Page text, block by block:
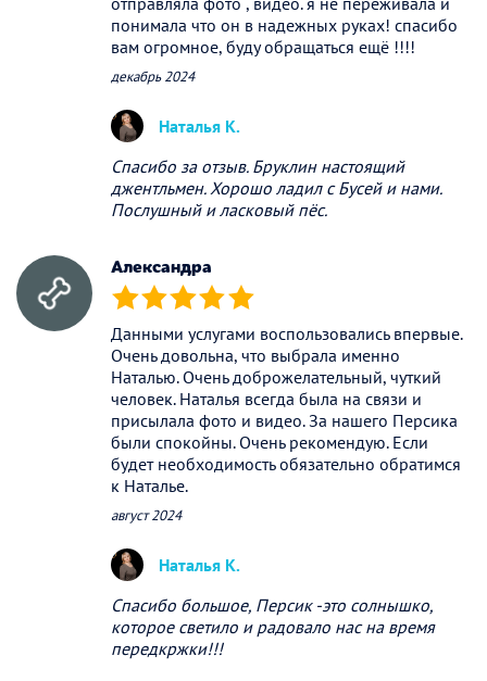
понимала что он в надежных руках! спасибо
вам огромное, буду обращаться ещё !!!!
декабрь 2024
Наталья К.
Спасибо за отзыв. Бруклин настоящий
джентльмен. Хорошо ладил с Бусей и нами.
Послушный и ласковый пёс.
Александра
(*) (*) (*) (*) (*)
Данными услугами воспользовались впервые.
Очень довольна, что выбрала именно
Наталью. Очень доброжелательный, чуткий
человек. Наталья всегда была на связи и
присылала фото и видео. За нашего Персика
были спокойны. Очень рекомендую. Если
будет необходимость обязательно обратимся
к Наталье.
август 2024
Наталья К.
Спасибо большое, Персик -это солнышко,
которое светило и радовало нас на время
передкржки!!!